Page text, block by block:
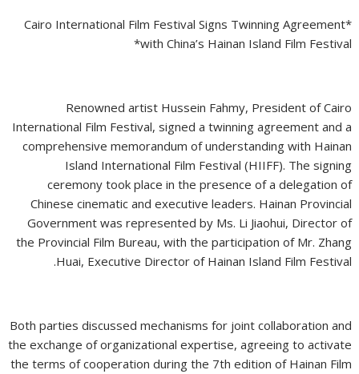
*Cairo International Film Festival Signs Twinning Agreement
with China’s Hainan Island Film Festival*
Renowned artist Hussein Fahmy, President of Cairo
International Film Festival, signed a twinning agreement and a
comprehensive memorandum of understanding with Hainan
Island International Film Festival (HIIFF). The signing
ceremony took place in the presence of a delegation of
Chinese cinematic and executive leaders. Hainan Provincial
Government was represented by Ms. Li Jiaohui, Director of
the Provincial Film Bureau, with the participation of Mr. Zhang
Huai, Executive Director of Hainan Island Film Festival.
Both parties discussed mechanisms for joint collaboration and
the exchange of organizational expertise, agreeing to activate
the terms of cooperation during the 7th edition of Hainan Film